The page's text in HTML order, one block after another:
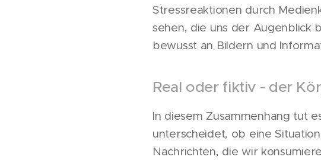
Stressreaktionen durch
sehen, die uns der Augenblick
bewusst an Bildern und
Real oder fiktiv - der
In diesem Zusammenhang tut
unterscheidet, ob eine
Nachrichten, die wir